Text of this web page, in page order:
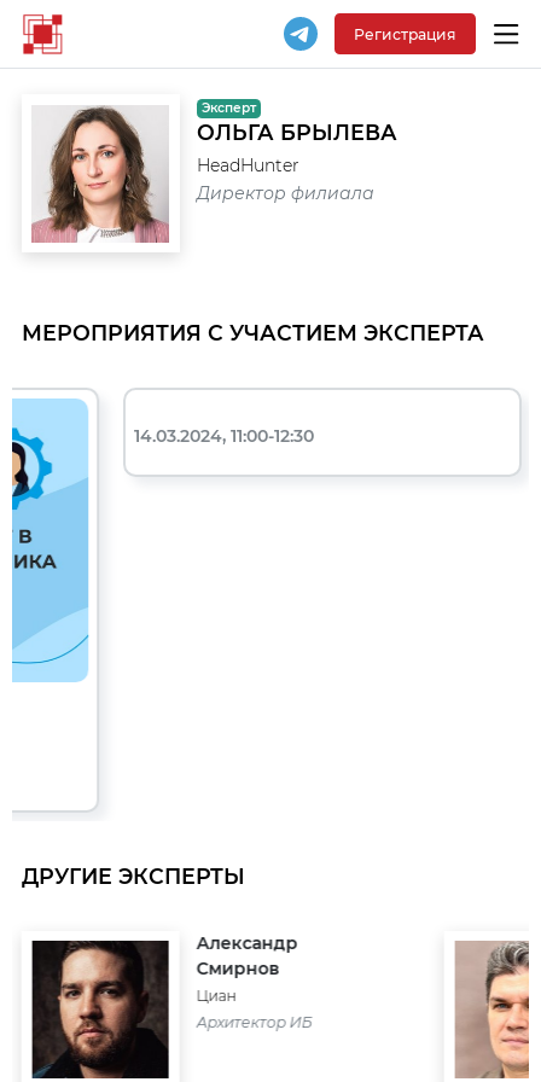
Регистрация
Эксперт
ОЛЬГА БРЫЛЕВА
HeadHunter
Директор филиала
МЕРОПРИЯТИЯ С УЧАСТИЕМ ЭКСПЕРТА
14.03.2024, 11:00-12:30
ДРУГИЕ ЭКСПЕРТЫ
Александр
Смирнов
Циан
Архитектор ИБ